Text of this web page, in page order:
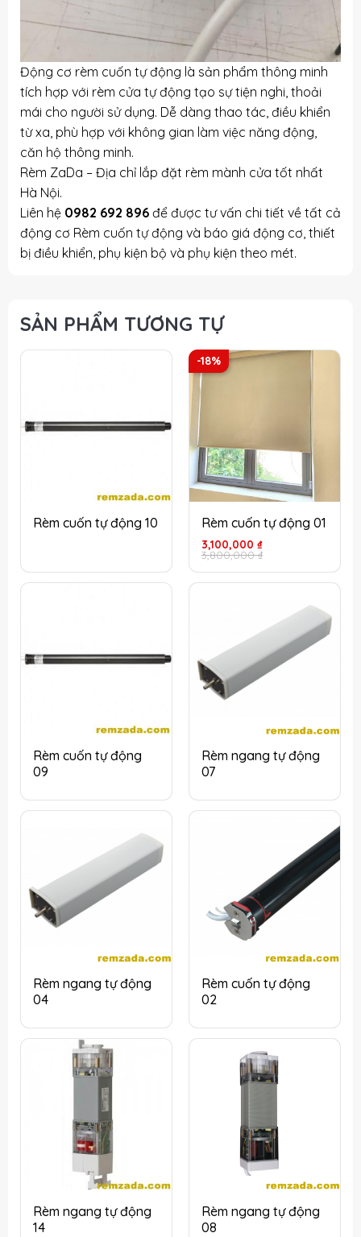
Động cơ rèm cuốn tự động là sản phẩm thông minh
tích hợp với rèm cửa tự động tạo sự tiện nghi, thoải
mái cho người sử dụng. Dễ dàng thao tác, điều khiển
từ xa, phù hợp với không gian làm việc năng động,
căn hộ thông minh.
Rèm ZaDa – Địa chỉ lắp đặt rèm mành cửa tốt nhất
Hà Nội.
Liên hệ 0982 692 896để được tư vấn chi tiết về tất cả
động cơ Rèm cuốn tự động và báo giá động cơ, thiết
bị điều khiển, phụ kiện bộ và phụ kiện theo mét.
SẢN PHẨM TƯƠNG TỰ
Rèm cuốn tự động 10
-18%
Rèm cuốn tự động 01
3,800,000₫
Giá
gốc
là:
3,800,000 ₫.
3,100,000 ₫
Giá
hiện
tại
là:
3,100,000 ₫.
Rèm cuốn tự động
09
Rèm ngang tự động
07
Rèm ngang tự động
04
Rèm cuốn tự động
02
Rèm ngang tự động
14
Rèm ngang tự động
08